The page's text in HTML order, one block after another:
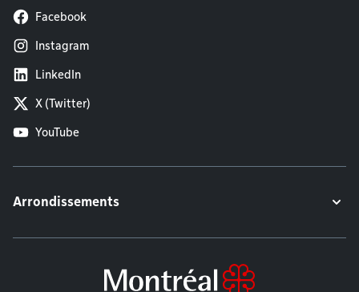
Facebook
Instagram
LinkedIn
X (Twitter)
YouTube
Arrondissements